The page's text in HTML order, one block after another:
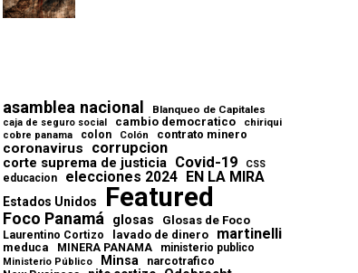
asamblea nacional Blanqueo de Capitales
caja de seguro social cambio democratico chiriqui
cobre panama colon Colón contrato minero
coronavirus corrupcion
corte suprema de justicia Covid-19 CSS
educacion elecciones 2024 EN LA MIRA
Estados Unidos Featured
Foco Panamá glosas Glosas de Foco
Laurentino Cortizo lavado de dinero martinelli
meduca MINERA PANAMA ministerio publico
Ministerio Público Minsa
narcotrafico